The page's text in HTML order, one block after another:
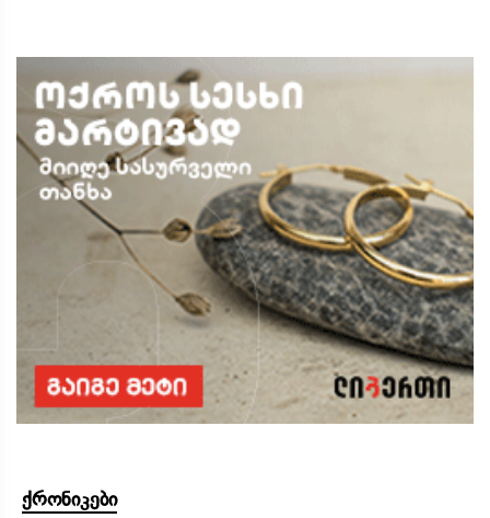
ქრონიკები